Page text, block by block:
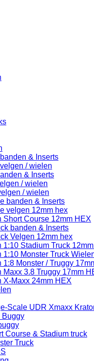
& Inserts
/ wielen
& Inserts
/ wielen
/ wielen
banden & Inserts
velgen 12mm hex
Short Course 12mm HEX
banden & Inserts
Velgen 12mm hex
1:10 Stadium Truck
1:10 Monster Truck
1:8 Monster / Truggy
Maxx 3.8 Truggy 17mm
X-Maxx 24mm HEX
Scale UDR Xmaxx
Buggy
Course & Stadium truck
Truck